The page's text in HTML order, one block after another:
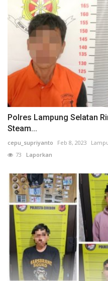
Polres Lampung Selatan
Steam...
cepu_supriyanto Feb 8, 2023
73 Laporkan